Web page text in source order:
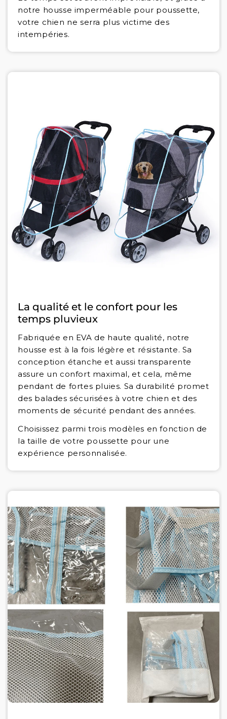
notre housse imperméable pour poussette,
votre chien ne serra plus victime des
intempéries.
La qualité et le confort pour les
temps pluvieux
Fabriquée en EVA de haute qualité, notre
housse est à la fois légère et résistante. Sa
conception étanche et aussi transparente
assure un confort maximal, et cela, même
pendant de fortes pluies. Sa durabilité promet
des balades sécurisées à votre chien et des
moments de sécurité pendant des années.
Choisissez parmi trois modèles en fonction de
la taille de votre poussette pour une
expérience personnalisée.